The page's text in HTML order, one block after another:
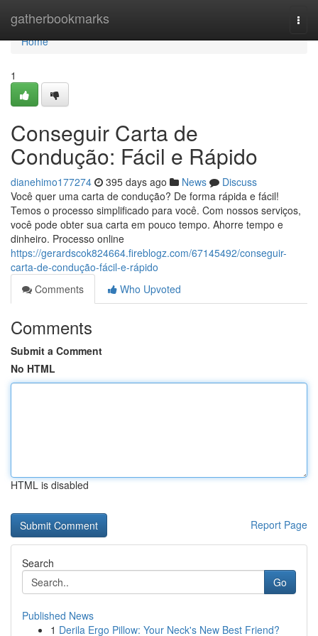
gatherbookmarks
Home
Home
1
Conseguir Carta de
Condução: Fácil e Rápido
dianehimo177274 395 days ago News
Discuss
Você quer uma carta de condução? De forma rápida e fácil!
Temos o processo simplificado para você. Com nossos serviços,
você pode obter sua carta em pouco tempo. Ahorre tempo e
dinheiro. Processo online
https://gerardscok824664.fireblogz.com/67145492/conseguir-
carta-de-condução-fácil-e-rápido
Comments
Who Upvoted
Comments
Submit a Comment
No HTML
HTML is disabled
Report Page
Search
Go
Published News
1 Derila Ergo Pillow: Your Neck's New Best Friend?